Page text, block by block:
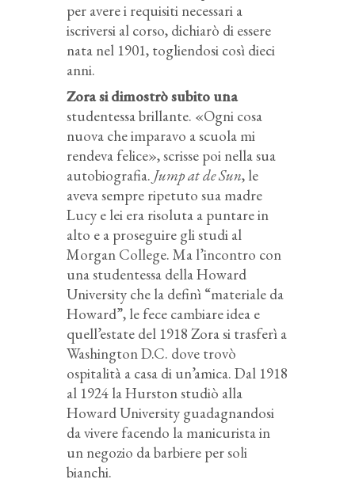
per avere i requisiti necessari a
iscriversi al corso, dichiarò di essere
nata nel 1901, togliendosi così dieci
anni.
Zora si dimostrò subito una
studentessa brillante. «Ogni cosa
nuova che imparavo a scuola mi
rendeva felice», scrisse poi nella sua
autobiografia. Jump at de Sun, le
aveva sempre ripetuto sua madre
Lucy e lei era risoluta a puntare in
alto e a proseguire gli studi al
Morgan College. Ma l’incontro con
una studentessa della Howard
University che la definì “materiale da
Howard”, le fece cambiare idea e
quell’estate del 1918 Zora si trasferì a
Washington D.C. dove trovò
ospitalità a casa di un’amica. Dal 1918
al 1924 la Hurston studiò alla
Howard University guadagnandosi
da vivere facendo la manicurista in
un negozio da barbiere per soli
bianchi.